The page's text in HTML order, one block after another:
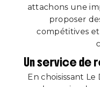
attachons une
proposer
compétitives
Un service de
En choisissant